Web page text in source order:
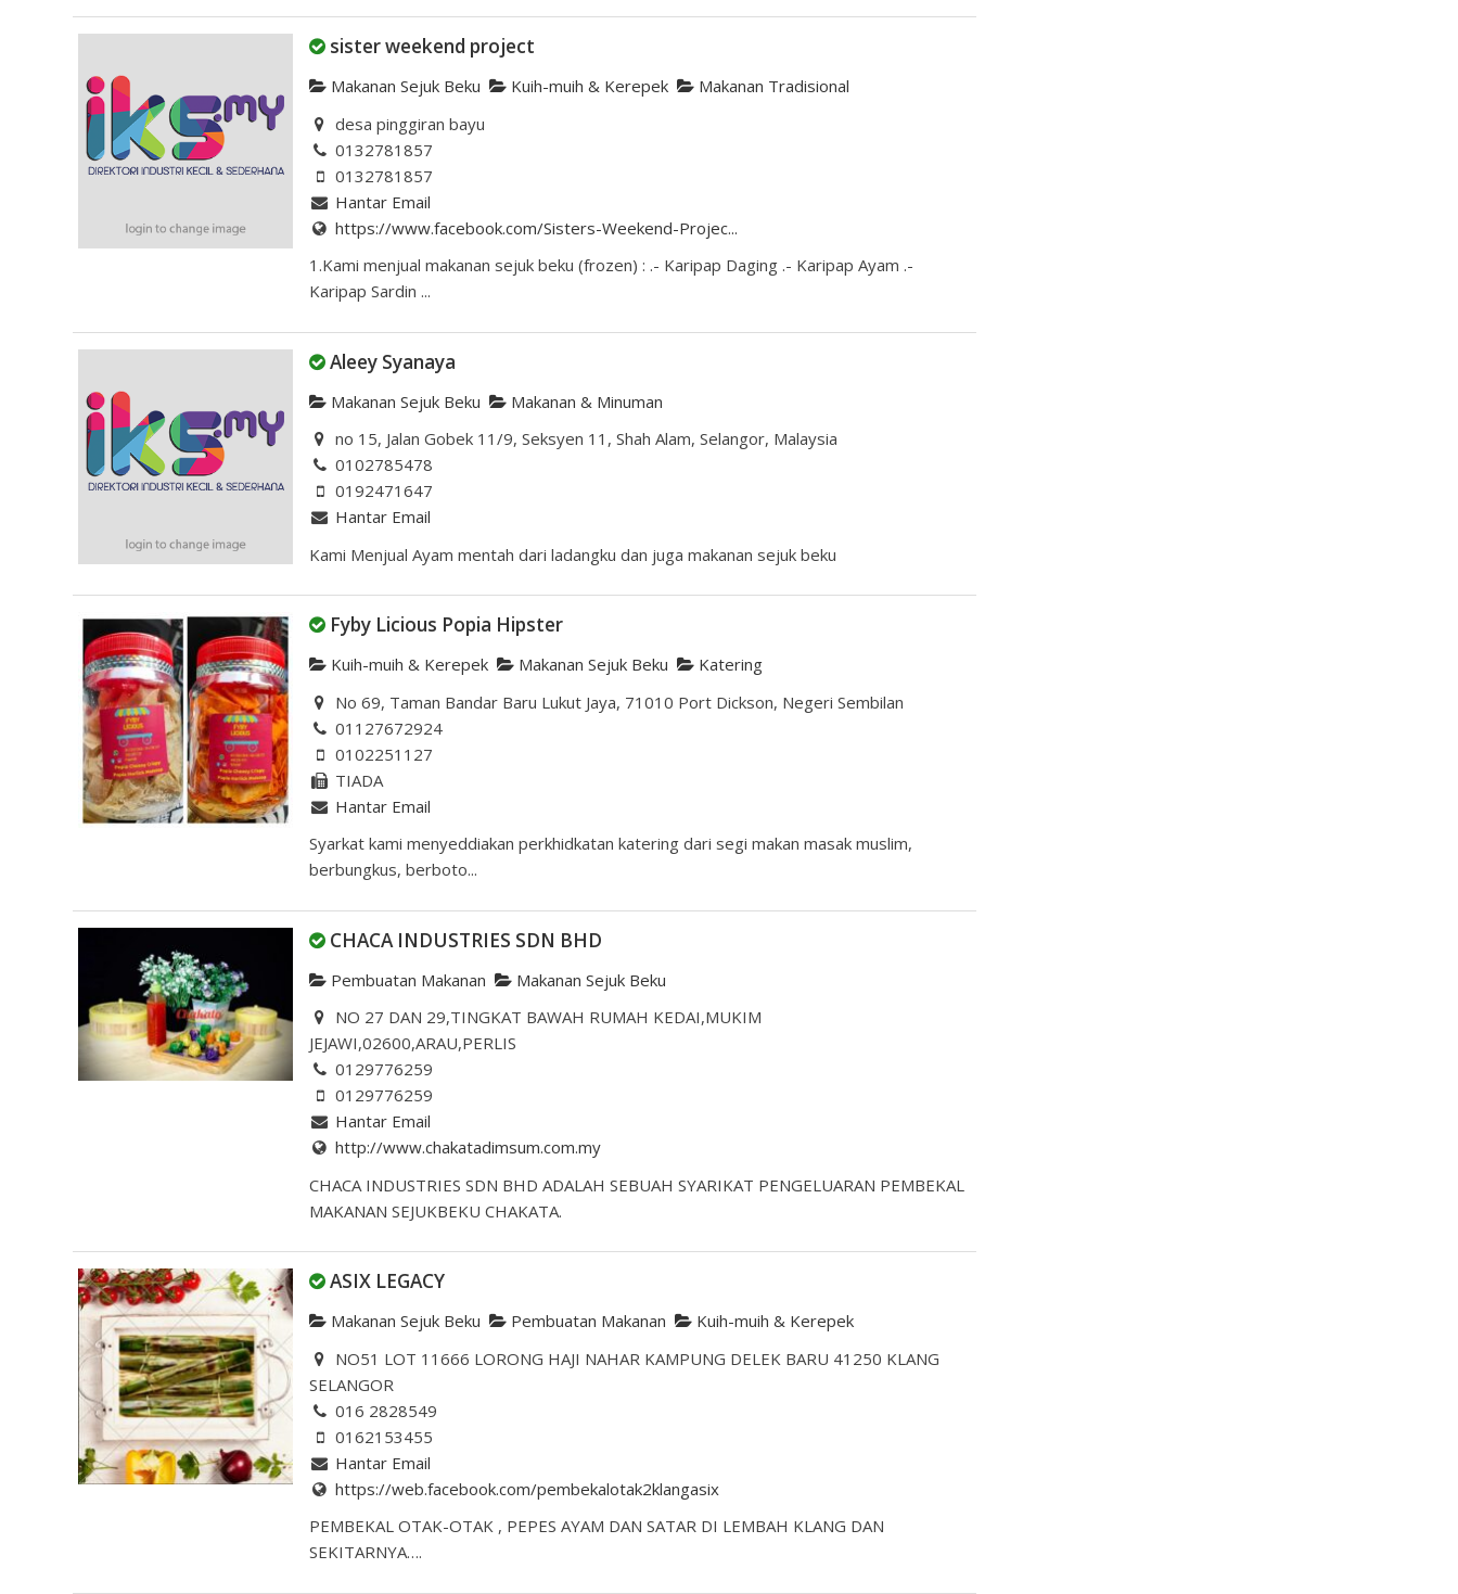
sister weekend project
Makanan Sejuk Beku Kuih-muih & Kerepek
Makanan Tradisional
desa pinggiran bayu
0132781857
0132781857
Hantar Email
https://www.facebook.com/Sisters-Weekend-Projec...
1.Kami menjual makanan sejuk beku (frozen) : .- Karipap Daging .- Karipap Ayam .-
Karipap Sardin ...
Aleey Syanaya
Makanan Sejuk Beku
Makanan & Minuman
no 15, Jalan Gobek 11/9, Seksyen 11, Shah Alam, Selangor, Malaysia
0102785478
0192471647
Hantar Email
Kami Menjual Ayam mentah dari ladangku dan juga makanan sejuk beku
Fyby Licious Popia Hipster
Kuih-muih & Kerepek Makanan Sejuk Beku
Katering
No 69, Taman Bandar Baru Lukut Jaya, 71010 Port Dickson, Negeri Sembilan
01127672924
0102251127
TIADA
Hantar Email
Syarkat kami menyeddiakan perkhidkatan katering dari segi makan masak muslim,
berbungkus, berboto...
CHACA INDUSTRIES SDN BHD
Pembuatan Makanan
Makanan Sejuk Beku
NO 27 DAN 29,TINGKAT BAWAH RUMAH KEDAI,MUKIM
JEJAWI,02600,ARAU,PERLIS
0129776259
0129776259
Hantar Email
http://www.chakatadimsum.com.my
CHACA INDUSTRIES SDN BHD ADALAH SEBUAH SYARIKAT PENGELUARAN PEMBEKAL
MAKANAN SEJUKBEKU CHAKATA.
ASIX LEGACY
Makanan Sejuk Beku Pembuatan Makanan
Kuih-muih & Kerepek
NO51 LOT 11666 LORONG HAJI NAHAR KAMPUNG DELEK BARU 41250 KLANG
SELANGOR
016 2828549
0162153455
Hantar Email
https://web.facebook.com/pembekalotak2klangasix
PEMBEKAL OTAK-OTAK , PEPES AYAM DAN SATAR DI LEMBAH KLANG DAN
SEKITARNYA….